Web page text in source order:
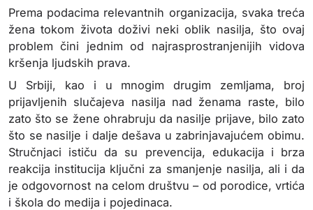
Prema podacima relevantnih organizacija, svaka treća
žena tokom života doživi neki oblik nasilja, što ovaj
problem čini jednim od najrasprostranjenijih vidova
kršenja ljudskih prava.
U Srbiji, kao i u mnogim drugim zemljama, broj
prijavljenih slučajeva nasilja nad ženama raste, bilo
zato što se žene ohrabruju da nasilje prijave, bilo zato
što se nasilje i dalje dešava u zabrinjavajućem obimu.
Stručnjaci ističu da su prevencija, edukacija i brza
reakcija institucija ključni za smanjenje nasilja, ali i da
je odgovornost na celom društvu – od porodice, vrtića
i škola do medija i pojedinaca.